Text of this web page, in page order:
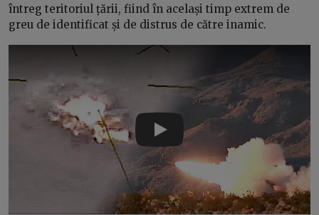
întreg teritoriul țării, fiind în același timp extrem de
greu de identificat și de distrus de către inamic.
Play